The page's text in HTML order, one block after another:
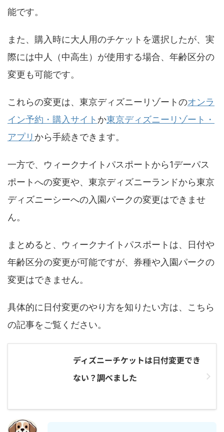
能です。
​また、購入時に大人用のチケットを選択したが、実
際には中人（中高生）が使用する場合、年齢区分の
変更も可能です。
​これらの変更は、東京ディズニーリゾートのオンラ
イン予約・購入サイト か東京ディズニーリゾート・
アプリ から手続きできます。
一方で、ウィークナイトパスポートから1デーパス
ポートへの変更や、東京ディズニーランドから東京
ディズニーシーへの入園パークの変更はできませ
ん。​
まとめると、ウィークナイトパスポートは、日付や
年齢区分の変更が可能ですが、券種や入園パークの
変更はできません。
具体的に日付変更のやり方を知りたい方は、こちら
の記事をご覧ください。
ディズニーチケットは日付変更でき
ない？調べました